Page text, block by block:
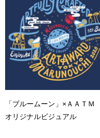
「ブルームーン」×ＡＡＴＭ
オリジナルビジュアル